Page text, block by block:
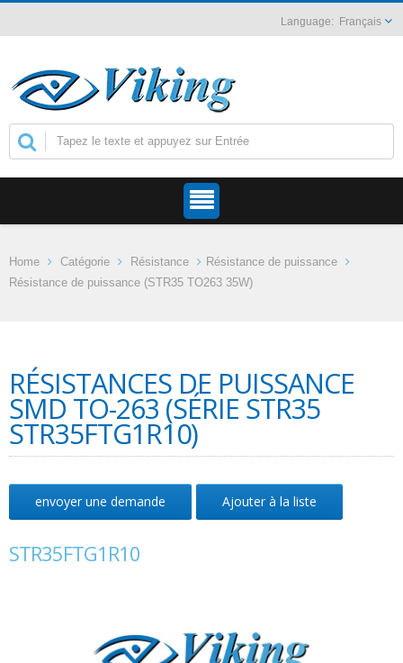
Français
Home Catégorie Résistance
Résistance de puissance
Résistance de puissance (STR35 TO263 35W)
RÉSISTANCES DE PUISSANCE
SMD TO-263 (SÉRIE STR35
STR35FTG1R10)
envoyer une demande Ajouter à la liste
STR35FTG1R10